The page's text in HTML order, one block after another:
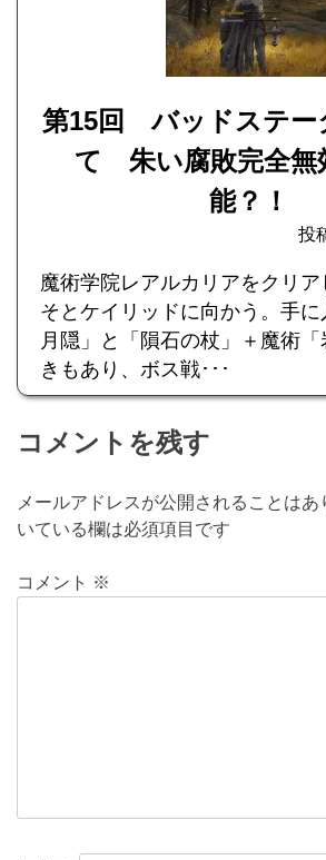
第15回 バッドステー
て 朱い腐敗完全無
能？！
投
魔術学院レアルカリアをクリア
そとケイリッドに向かう。手に
月隠」と「隕石の杖」＋魔術
きもあり、ボス戦･･･
コメントを残す
メールアドレスが公開されることはあ
いている欄は必須項目です
コメント ※